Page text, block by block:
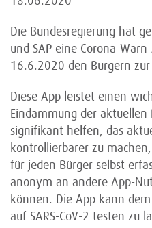
Die Bundesregierung hat
und SAP eine Corona-
16.6.2020 den Bürgern
Diese App leistet einen
Eindämmung der
signifikant helfen, das
kontrollierbarer zu
für jeden Bürger selbst
anonym an andere App-
können. Die App kann
auf SARS-CoV-2 testen zu